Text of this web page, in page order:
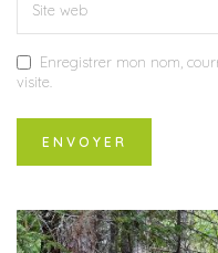
Enregistrer mon nom,
visite.